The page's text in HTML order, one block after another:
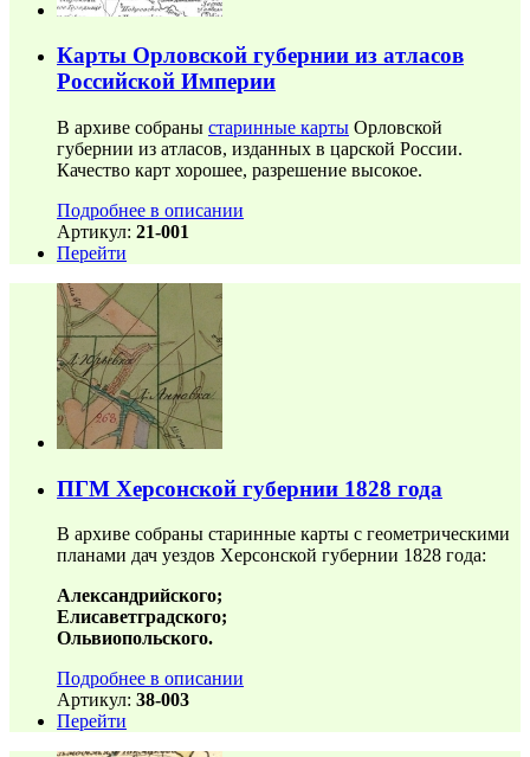
Карты Орловской губернии из атласов
Российской Империи
В архиве собраны старинные карты Орловской
губернии из атласов, изданных в царской России.
Качество карт хорошее, разрешение высокое.
Подробнее в описании
Артикул: 21-001
Перейти
ПГМ Херсонской губернии 1828 года
В архиве собраны старинные карты с геометрическими
планами дач уездов Херсонской губернии 1828 года:
Александрийского;
Елисаветградского;
Ольвиопольского.
Подробнее в описании
Артикул: 38-003
Перейти